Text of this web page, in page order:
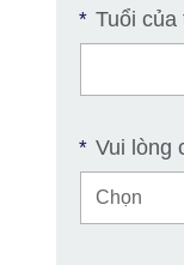
* Tuổi của
* Vui lòng